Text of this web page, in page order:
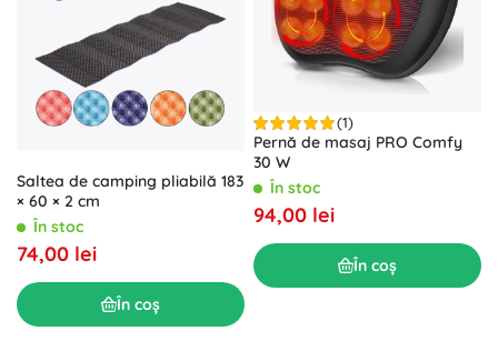
Saltea de camping pliabilă 183
× 60 × 2 cm
În stoc
74,00 lei
În coș
(1)
Pernă de masaj PRO Comfy
30 W
În stoc
94,00 lei
În coș